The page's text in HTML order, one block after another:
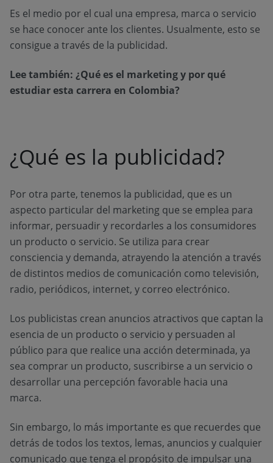
Es el medio por el cual una empresa, marca o servicio
se hace conocer ante los clientes. Usualmente, esto se
consigue a través de la publicidad.
Lee también: ¿Qué es el marketing y por qué
estudiar esta carrera en Colombia?
¿Qué es la publicidad?
Por otra parte, tenemos la publicidad, que es un
aspecto particular del marketing que se emplea para
informar, persuadir y recordarles a los consumidores
un producto o servicio. Se utiliza para crear
consciencia y demanda, atrayendo la atención a través
de distintos medios de comunicación como televisión,
radio, periódicos, internet, y correo electrónico.
Los publicistas crean anuncios atractivos que captan la
esencia de un producto o servicio y persuaden al
público para que realice una acción determinada, ya
sea comprar un producto, suscribirse a un servicio o
desarrollar una percepción favorable hacia una
marca.
Sin embargo, lo más importante es que recuerdes que
detrás de todos los textos, lemas, anuncios y cualquier
comunicado que tenga el propósito de impulsar una